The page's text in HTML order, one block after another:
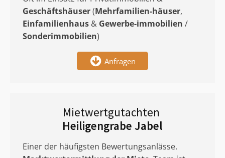
Geschäftshäuser(Mehrfamilien-häuser,
Einfamilienhaus & Gewerbe-immobilien /
Sonderimmobilien)
Anfragen
Mietwertgutachten
Heiligengrabe Jabel
Einer der häufigsten Bewertungsanlässe.